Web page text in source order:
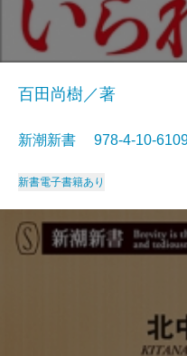
百田尚樹／著
新潮新書 978-4-10-
新書電子書籍あり